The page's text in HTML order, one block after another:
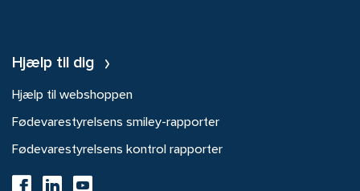
Hjælp til dig
Hjælp til webshoppen
Fødevarestyrelsens smiley-rapporter
Fødevarestyrelsens kontrol rapporter